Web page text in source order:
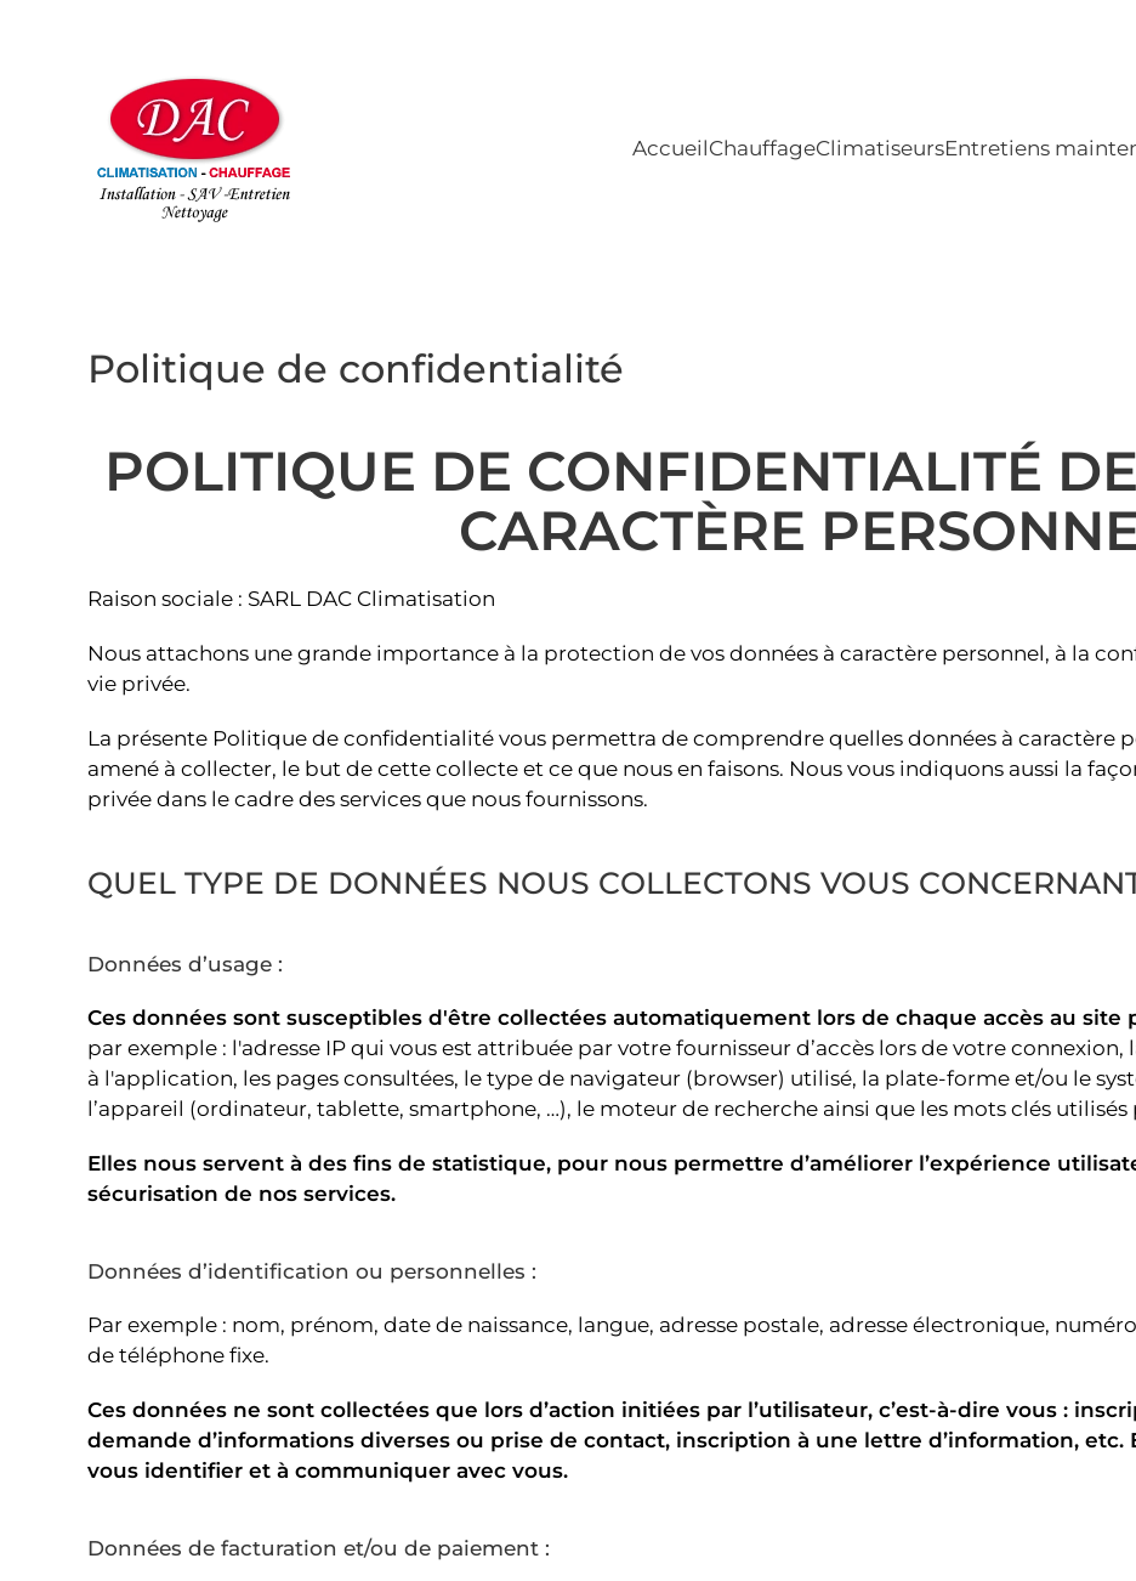
AccueilChauffageClimatiseursEntretiens
Politique de confidentialité
POLITIQUE DE CONFIDENTIALITÉ
CARACTÈRE
Raison sociale : SARL DAC Climatisation
Nous attachons une grande importance à la protection de vos données à caractère personnel, à la
vie privée.
La présente Politique de confidentialité vous permettra de comprendre quelles données à caractère
amené à collecter, le but de cette collecte et ce que nous en faisons. Nous vous indiquons aussi la
privée dans le cadre des services que nous fournissons.
QUEL TYPE DE DONNÉES NOUS COLLECTONS VOUS
Données d’usage :
Ces données sont susceptibles d'être collectées automatiquement lors de chaque accès au site
par exemple : l'adresse IP qui vous est attribuée par votre fournisseur d’accès lors de votre
à l'application, les pages consultées, le type de navigateur (browser) utilisé, la plate-forme et/ou le
l’appareil (ordinateur, tablette, smartphone, …), le moteur de recherche ainsi que les mots clés
Elles nous servent à des fins de statistique, pour nous permettre d’améliorer l’expérience
sécurisation de nos services.
Données d’identification ou personnelles :
Par exemple : nom, prénom, date de naissance, langue, adresse postale, adresse électronique,
de téléphone fixe.
Ces données ne sont collectées que lors d’action initiées par l’utilisateur, c’est-à-dire vous :
demande d’informations diverses ou prise de contact, inscription à une lettre d’information,
vous identifier et à communiquer avec vous.
Données de facturation et/ou de paiement :